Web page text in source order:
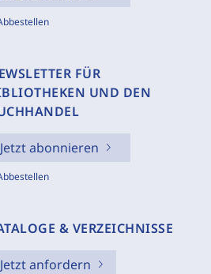
FÜR
UND DEN
Jetzt abonnieren
& VERZEICHNISSE
Jetzt anfordern